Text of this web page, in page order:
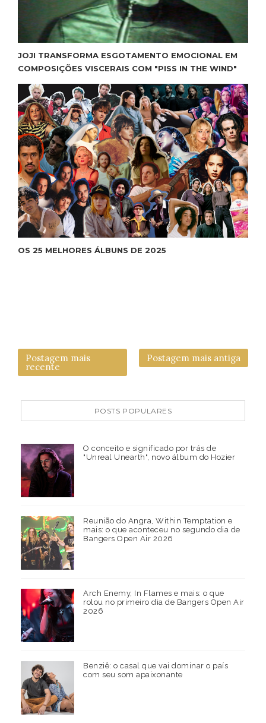
JOJI TRANSFORMA ESGOTAMENTO EMOCIONAL EM
COMPOSIÇÕES VISCERAIS COM "PISS IN THE WIND"
OS 25 MELHORES ÁLBUNS DE 2025
Postagem mais
recente
Postagem mais antiga
POSTS POPULARES
O conceito e significado por trás de
"Unreal Unearth", novo álbum do Hozier
Reunião do Angra, Within Temptation e
mais: o que aconteceu no segundo dia de
Bangers Open Air 2026
Arch Enemy, In Flames e mais: o que
rolou no primeiro dia de Bangers Open Air
2026
Benziê: o casal que vai dominar o país
com seu som apaixonante